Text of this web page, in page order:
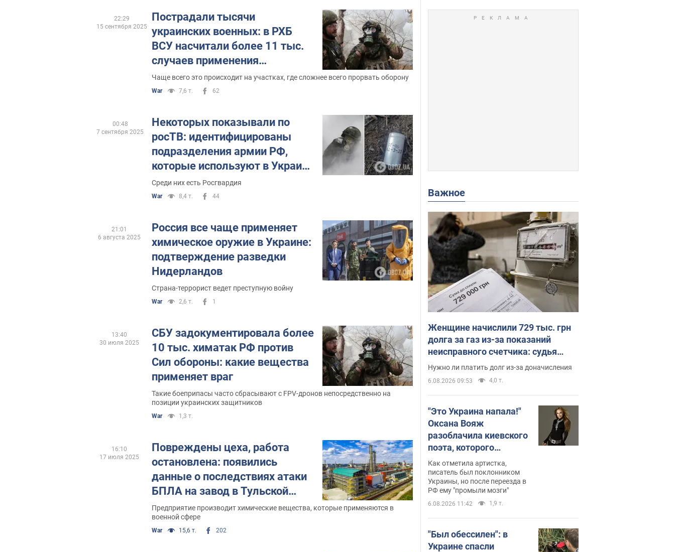
Пострадали тысячи
украинских военных: в РХБ
ВСУ насчитали более 11 тыс.
случаев применения
россиянами химического
оружия
Чаще всего это происходит на участках, где сложнее всего прорвать оборону
War 7,6 т. 62
22:29
15 сентября 2025
Некоторых показывали по
росТВ: идентифицированы
подразделения армии РФ,
которые используют в Украине
запрещенное химическое
оружие
Среди них есть Росгвардия
War 8,4 т. 44
00:48
7 сентября 2025
Россия все чаще применяет
химическое оружие в Украине:
подтверждение разведки
Нидерландов
Страна-террорист ведет преступную войну
War 2,6 т. 1
21:01
6 августа 2025
СБУ задокументировала более
10 тыс. химатак РФ против
Сил обороны: какие вещества
применяет враг
Такие боеприпасы часто сбрасывают с FPV-дронов непосредственно на
позиции украинских защитников
War 1,3 т.
13:40
30 июля 2025
Повреждены цеха, работа
остановлена: появились
данные о последствиях атаки
БПЛА на завод в Тульской
области. Фото и видео
Предприятие производит химические вещества, которые применяются в
военной сфере
War 15,6 т. 202
16:10
17 июля 2025
Важное
Женщине начислили 729 тыс. грн
долга за газ из-за показаний
неисправного счетчика: судья
вынес неожиданное решение
Нужно ли платить долг из-за доначисления
6.08.2026 09:53 4,0 т.
"Это Украина напала!"
Оксана Вояж
разоблачила киевского
поэта, которого
"зазомбировали": он
даже русского не знал,
а теперь хочет
геноцида украинцев
Как отметила артистка,
писатель был поклонником
Украины, но после переезда в
РФ ему "промыли мозги"
6.08.2026 11:42 1,9 т.
"Был обессилен": в
Украине спасли